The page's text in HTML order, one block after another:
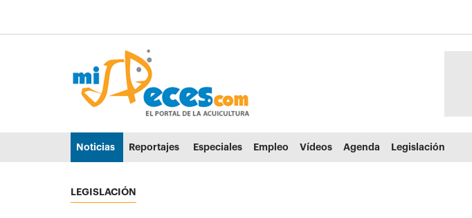
Ir al menú principal (alt + u)
Noticias Reportajes Especiales Empleo Vídeos Agenda Legislación
LEGISLACIÓN